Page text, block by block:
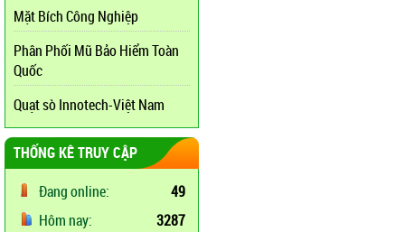
Mặt Bích Công Nghiệp
Phân Phối Mũ Bảo Hiểm Toàn
Quốc
Quạt sò Innotech-Việt Nam
THỐNG KÊ TRUY CẬP
Đang online:
49
Hôm nay:
3287